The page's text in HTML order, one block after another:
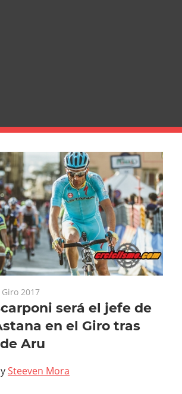
Giro 2017
será el jefe de
en el Giro tras
Aru
Steeven Mora